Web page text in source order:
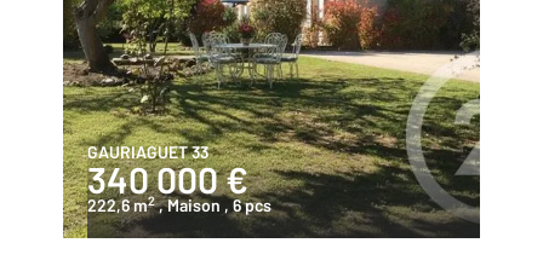
GAURIAGUET 33
340 000 €
222,6 m2 , Maison , 6 pcs